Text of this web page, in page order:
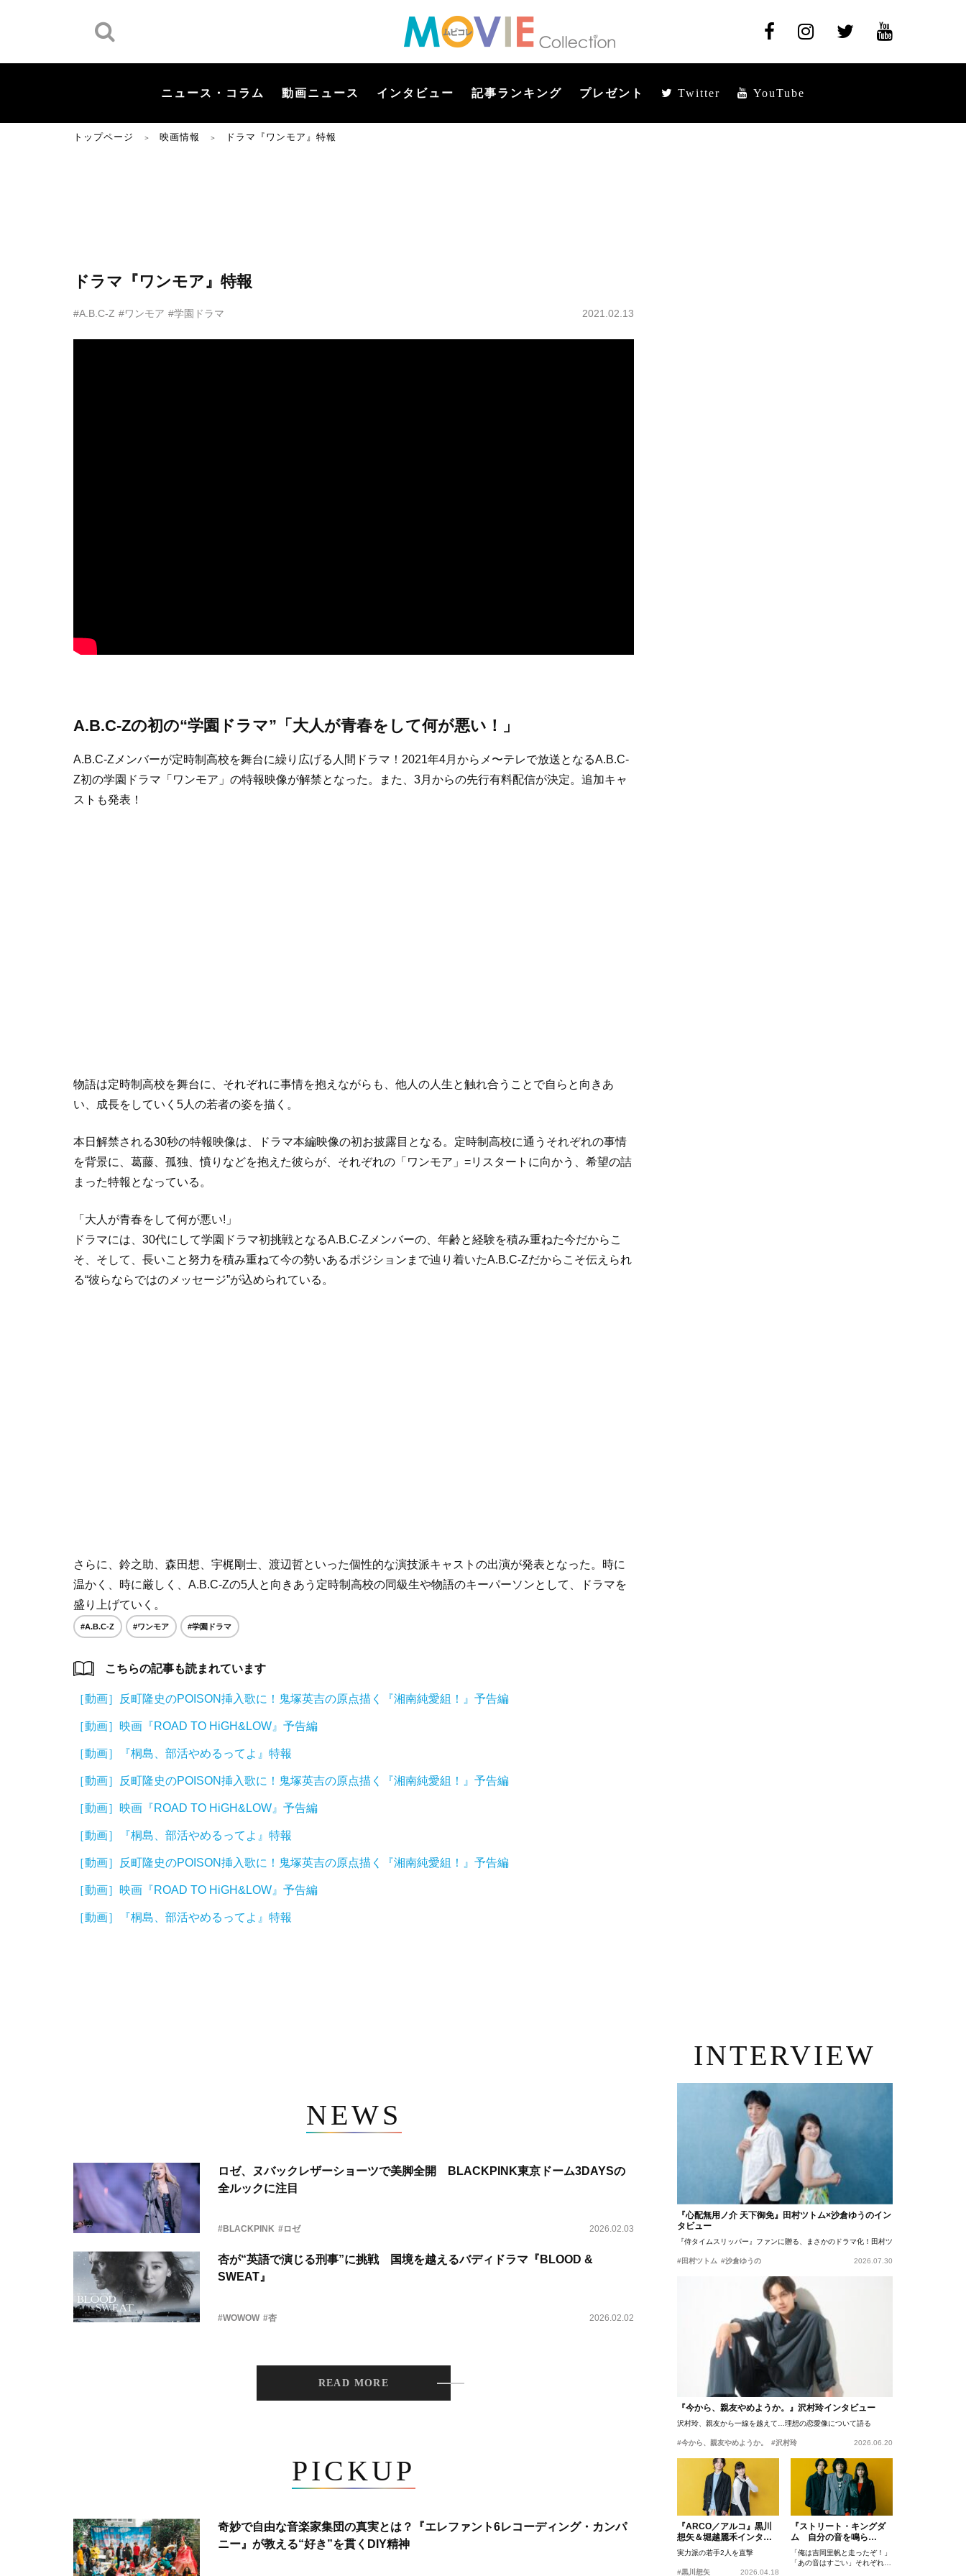
ニュース・コラム 動画ニュース インタビュー 記事ランキング プレゼント Twitter YouTube
トップページ ＞ 映画情報 ＞ ドラマ『ワンモア』特報
ドラマ『ワンモア』特報
#A.B.C-Z #ワンモア #学園ドラマ 2021.02.13
A.B.C-Zの初の“学園ドラマ”「大人が青春をして何が悪い！」
A.B.C-Zメンバーが定時制高校を舞台に繰り広げる人間ドラマ！2021年4月からメ〜テレで放送となるA.B.C-
Z初の学園ドラマ「ワンモア」の特報映像が解禁となった。また、3月からの先行有料配信が決定。追加キャ
ストも発表！
物語は定時制高校を舞台に、それぞれに事情を抱えながらも、他人の人生と触れ合うことで自らと向きあ
い、成長をしていく5人の若者の姿を描く。
本日解禁される30秒の特報映像は、ドラマ本編映像の初お披露目となる。定時制高校に通うそれぞれの事情
を背景に、葛藤、孤独、憤りなどを抱えた彼らが、それぞれの「ワンモア」=リスタートに向かう、希望の詰
まった特報となっている。
「大人が青春をして何が悪い!」
ドラマには、30代にして学園ドラマ初挑戦となるA.B.C-Zメンバーの、年齢と経験を積み重ねた今だからこ
そ、そして、長いこと努力を積み重ねて今の勢いあるポジションまで辿り着いたA.B.C-Zだからこそ伝えられ
る“彼らならではのメッセージ”が込められている。
さらに、鈴之助、森田想、宇梶剛士、渡辺哲といった個性的な演技派キャストの出演が発表となった。時に
温かく、時に厳しく、A.B.C-Zの5人と向きあう定時制高校の同級生や物語のキーパーソンとして、ドラマを
盛り上げていく。
#A.B.C-Z #ワンモア #学園ドラマ
こちらの記事も読まれています
［動画］反町隆史のPOISON挿入歌に！鬼塚英吉の原点描く『湘南純愛組！』予告編
［動画］映画『ROAD TO HiGH&LOW』予告編
［動画］『桐島、部活やめるってよ』特報
［動画］反町隆史のPOISON挿入歌に！鬼塚英吉の原点描く『湘南純愛組！』予告編
［動画］映画『ROAD TO HiGH&LOW』予告編
［動画］『桐島、部活やめるってよ』特報
［動画］反町隆史のPOISON挿入歌に！鬼塚英吉の原点描く『湘南純愛組！』予告編
［動画］映画『ROAD TO HiGH&LOW』予告編
［動画］『桐島、部活やめるってよ』特報
NEWS
ロゼ、ヌバックレザーショーツで美脚全開 BLACKPINK東京ドーム3DAYSの
全ルックに注目
#BLACKPINK #ロゼ 2026.02.03
杏が“英語で演じる刑事”に挑戦 国境を越えるバディドラマ『BLOOD &
SWEAT』
#WOWOW #杏 2026.02.02
READ MORE
PICKUP
奇妙で自由な音楽家集団の真実とは？『エレファント6レコーディング・カンパ
ニー』が教える“好き”を貫くDIY精神
INTERVIEW
『心配無用ノ介 天下御免』田村ツトム×沙倉ゆうのイン
タビュー
『侍タイムスリッパー』ファンに贈る、まさかのドラマ化！田村ツトム×沙倉ゆうのが語
#田村ツトム #沙倉ゆうの 2026.07.30
『今から、親友やめようか。』沢村玲インタビュー
沢村玲、親友から一線を越えて…理想の恋愛像について語る
#今から、親友やめようか。 #沢村玲 2026.06.20
『ARCO／アルコ』黒川
想矢＆堀越麗禾インタビ
ュー
実力派の若手2人を直撃
#黒川想矢 2026.04.18
『ストリート・キングダ
ム 自分の音を鳴ら
せ。』峯田和伸、若葉竜
也、吉岡里帆インタビュ
ー
「俺は吉岡里帆と走ったぞ！」
「あの音はすごい」それぞれの